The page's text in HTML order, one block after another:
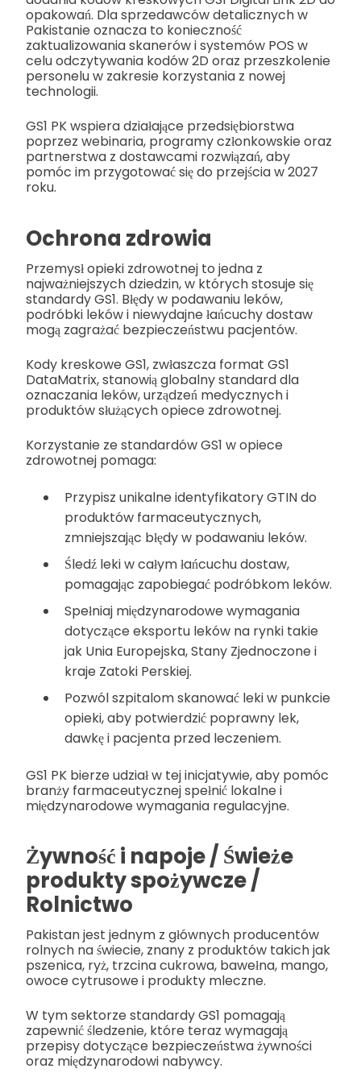
opakowań. Dla sprzedawców detalicznych w
Pakistanie oznacza to konieczność
zaktualizowania skanerów i systemów POS w
celu odczytywania kodów 2D oraz przeszkolenie
personelu w zakresie korzystania z nowej
technologii.
GS1 PK wspiera działające przedsiębiorstwa
poprzez webinaria, programy członkowskie oraz
partnerstwa z dostawcami rozwiązań, aby
pomóc im przygotować się do przejścia w 2027
roku.
Ochrona zdrowia
Przemysł opieki zdrowotnej to jedna z
najważniejszych dziedzin, w których stosuje się
standardy GS1. Błędy w podawaniu leków,
podróbki leków i niewydajne łańcuchy dostaw
mogą zagrażać bezpieczeństwu pacjentów.
Kody kreskowe GS1, zwłaszcza format GS1
DataMatrix, stanowią globalny standard dla
oznaczania leków, urządzeń medycznych i
produktów służących opiece zdrowotnej.
Korzystanie ze standardów GS1 w opiece
zdrowotnej pomaga:
Przypisz unikalne identyfikatory GTIN do
produktów farmaceutycznych,
zmniejszając błędy w podawaniu leków.
Śledź leki w całym łańcuchu dostaw,
pomagając zapobiegać podróbkom leków.
Spełniaj międzynarodowe wymagania
dotyczące eksportu leków na rynki takie
jak Unia Europejska, Stany Zjednoczone i
kraje Zatoki Perskiej.
Pozwól szpitalom skanować leki w punkcie
opieki, aby potwierdzić poprawny lek,
dawkę i pacjenta przed leczeniem.
GS1 PK bierze udział w tej inicjatywie, aby pomóc
branży farmaceutycznej spełnić lokalne i
międzynarodowe wymagania regulacyjne.
Żywność i napoje / Świeże
produkty spożywcze /
Rolnictwo
Pakistan jest jednym z głównych producentów
rolnych na świecie, znany z produktów takich jak
pszenica, ryż, trzcina cukrowa, bawełna, mango,
owoce cytrusowe i produkty mleczne.
W tym sektorze standardy GS1 pomagają
zapewnić śledzenie, które teraz wymagają
przepisy dotyczące bezpieczeństwa żywności
oraz międzynarodowi nabywcy.